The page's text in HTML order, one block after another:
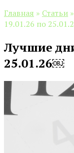
Главная » Статьи »
19.01.26 по
Лучшие
25.01.26￼